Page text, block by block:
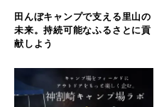
田んぼキャンプで支える里山の
未来。持続可能なふるさとに貢
献しよう